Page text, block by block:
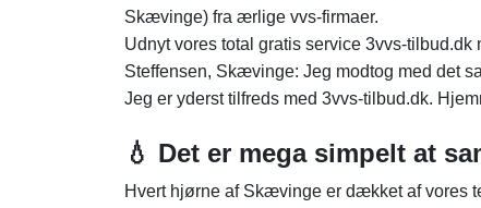
Skævinge) fra ærlige vvs-firmaer.
Udnyt vores total gratis service 3vvs-
Steffensen, Skævinge: Jeg modtog med det
Jeg er yderst tilfreds med 3vvs-tilbud.dk.
💧 Det er mega simpelt at
Hvert hjørne af Skævinge er dækket af vores